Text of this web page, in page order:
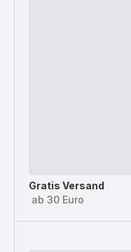
Gratis Versand
ab 30 Euro